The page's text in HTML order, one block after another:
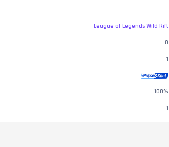
League of Legends Wild Rift
0
1
100%
1